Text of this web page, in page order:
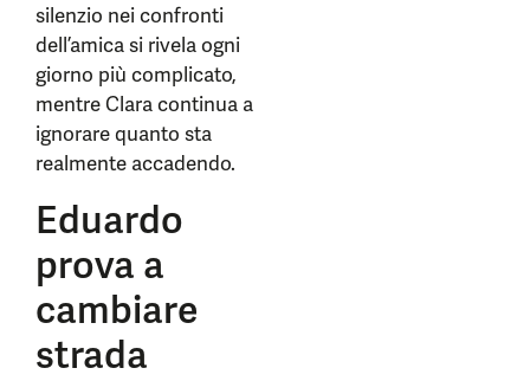
silenzio nei confronti
dell’amica si rivela ogni
giorno più complicato,
mentre Clara continua a
ignorare quanto sta
realmente accadendo.
Eduardo
prova a
cambiare
strada